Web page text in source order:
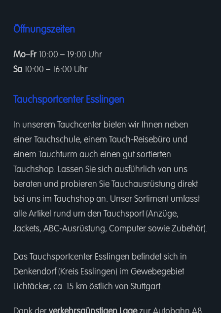
Öffnungszeiten
Mo–Fr10:00 – 19:00 Uhr
Sa10:00 – 16:00 Uhr
Tauchsportcenter Esslingen
In unserem Tauchcenterbieten wir Ihnen neben
einer Tauchschule, einem Tauch-Reisebüro und
einem Tauchturm auch einen gut sortierten
Tauchshop. Lassen Sie sich ausführlich von uns
beraten und probieren Sie Tauchausrüstung direkt
bei uns im Tauchshop an. Unser Sortiment umfasst
alle Artikel rund um den Tauchsport (Anzüge,
Jackets, ABC-Ausrüstung, Computer sowie Zubehör).
Das Tauchsportcenter Esslingen befindet sich in
Denkendorf (Kreis Esslingen) im Gewebegebiet
Lichtäcker, ca. 15 km östlich von Stuttgart.